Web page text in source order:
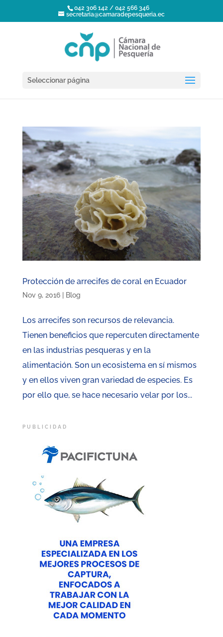
042 306 142 / 042 566 346
secretaria@camaradepesqueria.ec
Seleccionar página
Protección de arrecifes de coral en Ecuador
Nov 9, 2016| Blog
Los arrecifes son recursos de relevancia.
Tienen beneficios que repercuten directamente
en las industrias pesqueras y en la
alimentación. Son un ecosistema en sí mismos
y en ellos viven gran variedad de especies. Es
por ello que, se hace necesario velar por los...